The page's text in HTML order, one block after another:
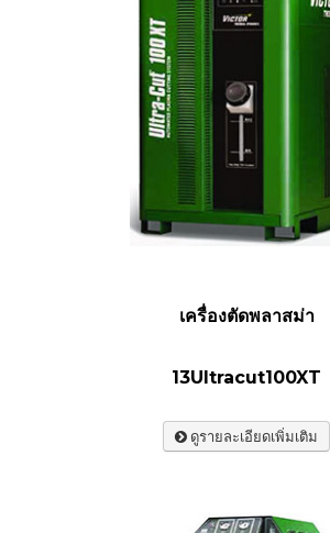
เครื่องตัดพลาสม่า
13Ultracut100XT
ดูรายละเอียดเพิ่มเติม